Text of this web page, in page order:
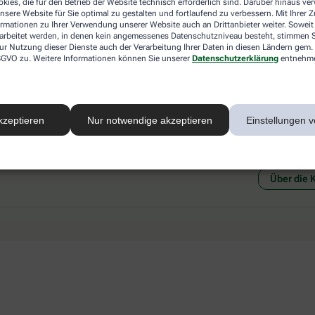
die für den Betrieb der Website technisch erforderlich sind. Darüber hinaus
Website für Sie optimal zu gestalten und fortlaufend zu verbessern. Mit Ihrer
zu Ihrer Verwendung unserer Website auch an Drittanbieter weiter. Soweit
werden, in denen kein angemessenes Datenschutzniveau besteht, stimmen
Nutzung dieser Dienste auch der Verarbeitung Ihrer Daten in diesen Ländern
zu. Weitere Informationen können Sie unserer Datenschutzerklärung
Nur notwendige akzeptieren Einstellungen
einer anderen akzeptierten
Ihrer Apotheke vor Ort.
Abholung in der Apotheke
Botendienstlieferung
Social Media Ein
Über die